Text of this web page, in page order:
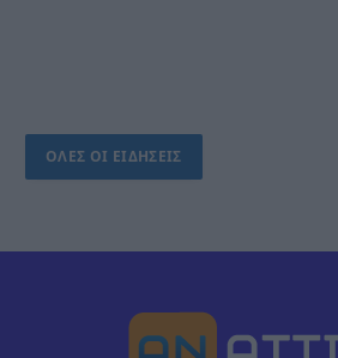
ΟΛΕΣ ΟΙ ΕΙΔΗΣΕΙΣ